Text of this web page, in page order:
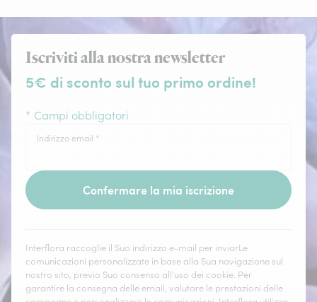
Iscriviti alla nostra newsletter
5€ di sconto sul tuo primo ordine!
* Campi obbligatori
Indirizzo email *
Confermare la mia iscrizione
Interflora raccoglie il Suo indirizzo e-mail per inviarLe
comunicazioni personalizzate in base alla Sua navigazione sul
nostro sito, previo Suo consenso all'uso dei cookie. Per
garantire la consegna delle email, valutare le prestazioni delle